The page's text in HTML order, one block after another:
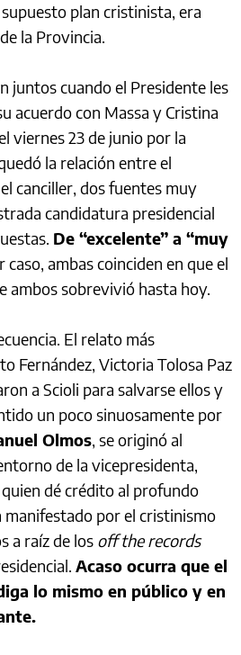
plan cristinista, era
la Provincia.
juntos cuando el Presidente les
acuerdo con Massa y Cristina
viernes 23 de junio por la
la relación entre el
canciller, dos fuentes muy
candidatura presidencial
De “excelente” a “muy
caso, ambas coinciden en que el
ambos sobrevivió hasta hoy.
El relato más
Fernández, Victoria Tolosa Paz
a Scioli para salvarse ellos y
un poco sinuosamente por
Olmos, se originó al
de la vicepresidenta,
dé crédito al profundo
por el cristinismo
a raíz de los off the records
Acaso ocurra que el
lo mismo en público y en